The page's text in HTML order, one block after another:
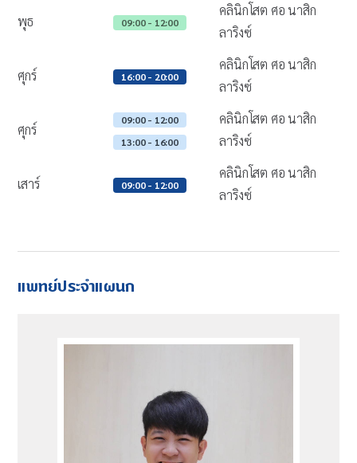
พุธ 09:00 - 12:00
คลินิกโสต ศอ นาสิก
ลาริงซ์
ศุกร์ 16:00 - 20:00
คลินิกโสต ศอ นาสิก
ลาริงซ์
ศุกร์
09:00 - 12:00
13:00 - 16:00
คลินิกโสต ศอ นาสิก
ลาริงซ์
เสาร์ 09:00 - 12:00
คลินิกโสต ศอ นาสิก
ลาริงซ์
แพทย์ประจำแผนก